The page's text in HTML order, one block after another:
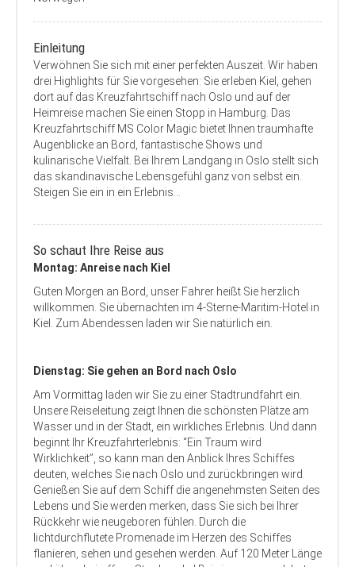
Einleitung
Verwöhnen Sie sich mit einer perfekten Auszeit. Wir haben
drei Highlights für Sie vorgesehen: Sie erleben Kiel, gehen
dort auf das Kreuzfahrtschiff nach Oslo und auf der
Heimreise machen Sie einen Stopp in Hamburg. Das
Kreuzfahrtschiff MS Color Magic bietet Ihnen traumhafte
Augenblicke an Bord, fantastische Shows und
kulinarische Vielfalt. Bei Ihrem Landgang in Oslo stellt sich
das skandinavische Lebensgefühl ganz von selbst ein.
Steigen Sie ein in ein Erlebnis…
So schaut Ihre Reise aus
Montag: Anreise nach Kiel
Guten Morgen an Bord, unser Fahrer heißt Sie herzlich
willkommen. Sie übernachten im 4-Sterne-Maritim-Hotel in
Kiel. Zum Abendessen laden wir Sie natürlich ein.
Dienstag: Sie gehen an Bord nach Oslo
Am Vormittag laden wir Sie zu einer Stadtrundfahrt ein.
Unsere Reiseleitung zeigt Ihnen die schönsten Plätze am
Wasser und in der Stadt, ein wirkliches Erlebnis. Und dann
beginnt Ihr Kreuzfahrterlebnis: “Ein Traum wird
Wirklichkeit”, so kann man den Anblick Ihres Schiffes
deuten, welches Sie nach Oslo und zurückbringen wird.
Genießen Sie auf dem Schiff die angenehmsten Seiten des
Lebens und Sie werden merken, dass Sie sich bei Ihrer
Rückkehr wie neugeboren fühlen. Durch die
lichtdurchflutete Promenade im Herzen des Schiffes
flanieren, sehen und gesehen werden. Auf 120 Meter Länge